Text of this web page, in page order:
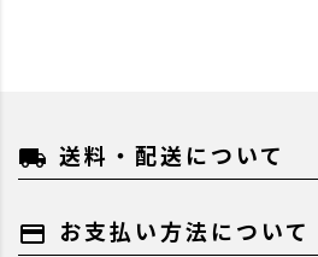
local_shipping 送料・配送について
payment お支払い方法について